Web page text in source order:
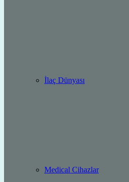
İlaç Dünyası
Medical Cihazlar